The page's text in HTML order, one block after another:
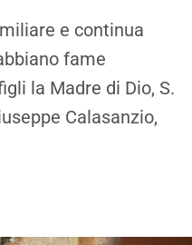
e continua
fame
la Madre di Dio, S.
Calasanzio,